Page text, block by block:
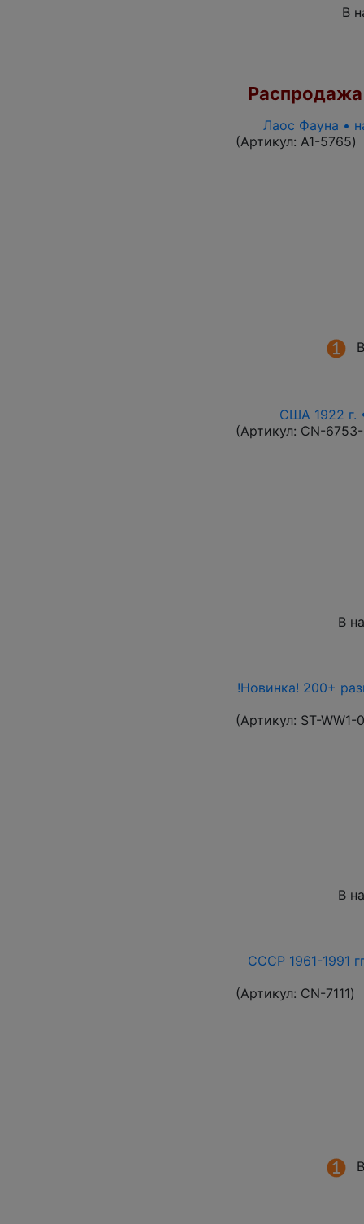
В
Распродажа
Лаос Фауна •
(Артикул: A1-5765)
США 1922 г.
(Артикул: CN-
В
!Новинка! 200+
(Артикул: ST-
В
СССР 1961-1991
(Артикул: СN-7111)